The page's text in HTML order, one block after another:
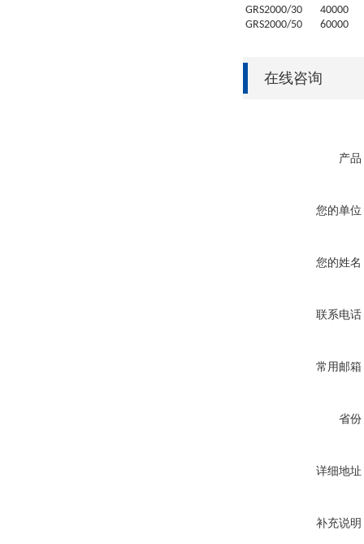
GRS2000/30 40000
GRS2000/50 60000
在线咨询
产品
您的单位
您的姓名
联系电话
常用邮箱
省份
详细地址
补充说明